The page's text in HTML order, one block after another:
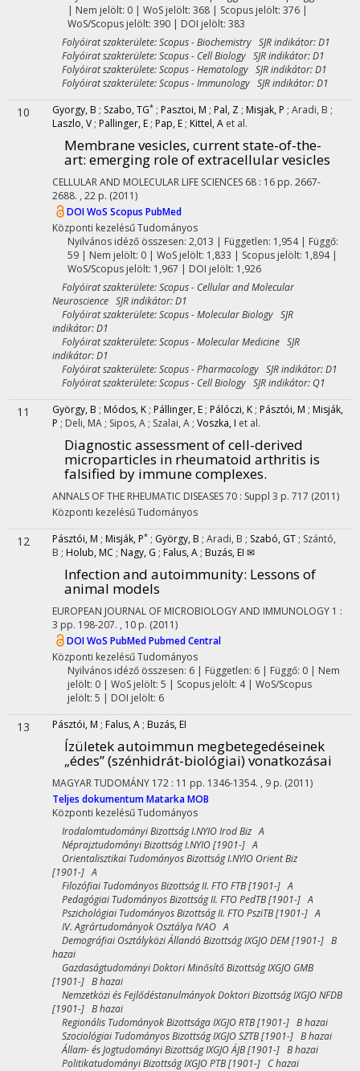
| Nem jelölt: 0 | WoS jelölt: 368 | Scopus jelölt: 376 |
WoS/Scopus jelölt: 390 | DOI jelölt: 383
Folyóirat szakterülete: Scopus - Biochemistry SJR indikátor: D1
Folyóirat szakterülete: Scopus - Cell Biology SJR indikátor: D1
Folyóirat szakterülete: Scopus - Hematology SJR indikátor: D1
Folyóirat szakterülete: Scopus - Immunology SJR indikátor: D1
10 Gyorgy, B ; Szabo, TG* ; Pasztoi, M ; Pal, Z ; Misjak, P ; Aradi, B ;
Laszlo, V ; Pallinger, E ; Pap, E ; Kittel, A et al.
Membrane vesicles, current state-of-the-
art: emerging role of extracellular vesicles
CELLULAR AND MOLECULAR LIFE SCIENCES 68 : 16 pp. 2667-
2688. , 22 p. (2011)
DOIWoS Scopus PubMed
Központi kezelésűTudományos
Nyilvános idéző összesen: 2,013 | Független: 1,954 | Függő:
59 | Nem jelölt: 0 | WoS jelölt: 1,833 | Scopus jelölt: 1,894 |
WoS/Scopus jelölt: 1,967 | DOI jelölt: 1,926
Folyóirat szakterülete: Scopus - Cellular and Molecular
Neuroscience SJR indikátor: D1
Folyóirat szakterülete: Scopus - Molecular Biology SJR
indikátor: D1
Folyóirat szakterülete: Scopus - Molecular Medicine SJR
indikátor: D1
Folyóirat szakterülete: Scopus - Pharmacology SJR indikátor: D1
Folyóirat szakterülete: Scopus - Cell Biology SJR indikátor: Q1
11 György, B ; Módos, K ; Pállinger, E ; Pálóczi, K ; Pásztói, M ; Misják,
P ; Deli, MA ; Sipos, A ; Szalai, A ; Voszka, I et al.
Diagnostic assessment of cell-derived
microparticles in rheumatoid arthritis is
falsified by immune complexes.
ANNALS OF THE RHEUMATIC DISEASES70 : Suppl 3 p. 717 (2011)
Központi kezelésűTudományos
12 Pásztói, M ; Misják, P* ; György, B ; Aradi, B ; Szabó, GT ; Szántó,
B ; Holub, MC ; Nagy, G ; Falus, A ; Buzás, EI ✉
Infection and autoimmunity: Lessons of
animal models
EUROPEAN JOURNAL OF MICROBIOLOGY AND IMMUNOLOGY 1 :
3 pp. 198-207. , 10 p. (2011)
DOIWoS PubMedPubmed Central
Központi kezelésűTudományos
Nyilvános idéző összesen: 6| Független: 6 | Függő: 0 | Nem
jelölt: 0 | WoS jelölt: 5 | Scopus jelölt: 4 | WoS/Scopus
jelölt: 5 | DOI jelölt: 6
13 Pásztói, M ; Falus, A ; Buzás, EI
Ízületek autoimmun megbetegedéseinek
„édes” (szénhidrát-biológiai) vonatkozásai
MAGYAR TUDOMÁNY 172 : 11 pp. 1346-1354. , 9 p. (2011)
Teljes dokumentumMatarkaMOB
Központi kezelésűTudományos
Irodalomtudományi Bizottság I.NYIO Irod Biz A
Néprajztudományi Bizottság I.NYIO [1901-] A
Orientalisztikai Tudományos Bizottság I.NYIO Orient Biz
[1901-] A
Filozófiai Tudományos Bizottság II. FTO FTB [1901-] A
Pedagógiai Tudományos Bizottság II. FTO PedTB [1901-] A
Pszichológiai Tudományos Bizottság II. FTO PsziTB [1901-] A
IV. Agrártudományok Osztálya IVAO A
Demográfiai Osztályközi Állandó Bizottság IXGJO DEM [1901-] B
hazai
Gazdaságtudományi Doktori Minősítő Bizottság IXGJO GMB
[1901-] B hazai
Nemzetközi és Fejlődéstanulmányok Doktori Bizottság IXGJO NFDB
[1901-] B hazai
Regionális Tudományok Bizottsága IXGJO RTB [1901-] B hazai
Szociológiai Tudományos Bizottság IXGJO SZTB [1901-] B hazai
Állam- és Jogtudományi Bizottság IXGJO ÁJB [1901-] B hazai
Politikatudományi Bizottság IXGJO PTB [1901-] C hazai